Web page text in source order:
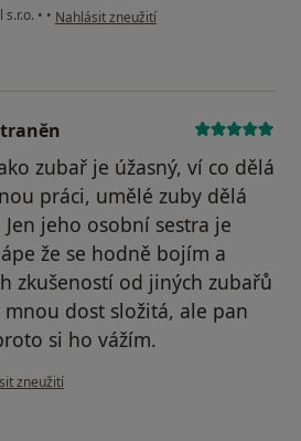
s.r.o. • • podle názoru uživatele Váš účet byl
Nahlásit zneužití
zubař je úžasný, ví co dělá
práci, umělé zuby dělá
jeho osobní sestra je
že se hodně bojím a
zkušeností od jiných zubařů
dost složitá, ale pan
si ho vážím.
uživatele Váš účet byl odstraněn
zneužití